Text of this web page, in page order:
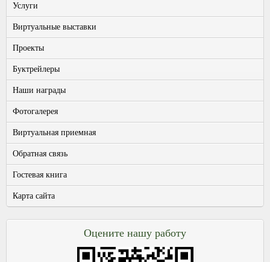
Услуги
Виртуальные выставки
Проекты
Буктрейлеры
Наши награды
Фотогалерея
Виртуальная приемная
Обратная связь
Гостевая книга
Карта сайта
Оцените нашу работу